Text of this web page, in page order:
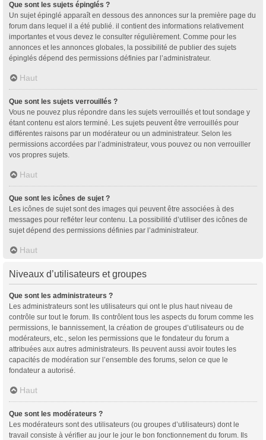
Que sont les sujets épinglés ?
Un sujet épinglé apparaît en dessous des annonces sur la première page du
forum dans lequel il a été publié. il contient des informations relativement
importantes et vous devez le consulter régulièrement. Comme pour les
annonces et les annonces globales, la possibilité de publier des sujets
épinglés dépend des permissions définies par l’administrateur.
Haut
Que sont les sujets verrouillés ?
Vous ne pouvez plus répondre dans les sujets verrouillés et tout sondage y
étant contenu est alors terminé. Les sujets peuvent être verrouillés pour
différentes raisons par un modérateur ou un administrateur. Selon les
permissions accordées par l’administrateur, vous pouvez ou non verrouiller
vos propres sujets.
Haut
Que sont les icônes de sujet ?
Les icônes de sujet sont des images qui peuvent être associées à des
messages pour refléter leur contenu. La possibilité d’utiliser des icônes de
sujet dépend des permissions définies par l’administrateur.
Haut
Niveaux d’utilisateurs et groupes
Que sont les administrateurs ?
Les administrateurs sont les utilisateurs qui ont le plus haut niveau de
contrôle sur tout le forum. Ils contrôlent tous les aspects du forum comme les
permissions, le bannissement, la création de groupes d’utilisateurs ou de
modérateurs, etc., selon les permissions que le fondateur du forum a
attribuées aux autres administrateurs. Ils peuvent aussi avoir toutes les
capacités de modération sur l’ensemble des forums, selon ce que le
fondateur a autorisé.
Haut
Que sont les modérateurs ?
Les modérateurs sont des utilisateurs (ou groupes d’utilisateurs) dont le
travail consiste à vérifier au jour le jour le bon fonctionnement du forum. Ils